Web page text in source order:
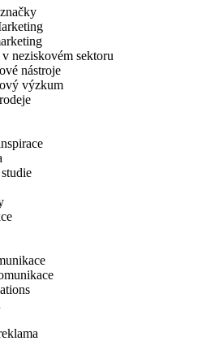
neziskovém sektoru
nástroje
výzkum